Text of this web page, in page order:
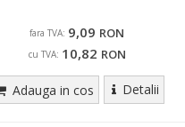
fara TVA: 9,09 RON
cu TVA: 10,82 RON
Adauga in cos Detalii